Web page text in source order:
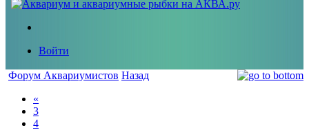
Войти
Форум Аквариумистов Назад
«
3
4